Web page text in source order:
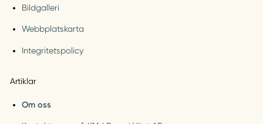
Bildgalleri
Webbplatskarta
Integritetspolicy
Artiklar
Om oss